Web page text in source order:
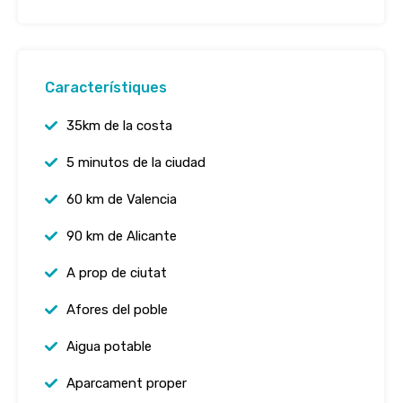
Característiques
35km de la costa
5 minutos de la ciudad
60 km de Valencia
90 km de Alicante
A prop de ciutat
Afores del poble
Aigua potable
Aparcament proper